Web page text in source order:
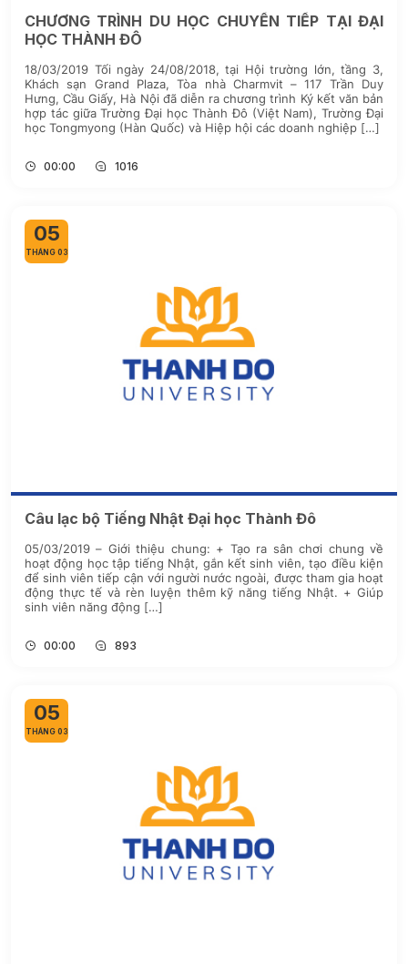
CHƯƠNG TRÌNH DU HỌC CHUYỂN TIẾP TẠI ĐẠI
HỌC THÀNH ĐÔ
18/03/2019 Tối ngày 24/08/2018, tại Hội trường lớn, tầng 3,
Khách sạn Grand Plaza, Tòa nhà Charmvit – 117 Trần Duy
Hưng, Cầu Giấy, Hà Nội đã diễn ra chương trình Ký kết văn bản
hợp tác giữa Trường Đại học Thành Đô (Việt Nam), Trường Đại
học Tongmyong (Hàn Quốc) và Hiệp hội các doanh nghiệp […]
00:00 1016
05
THÁNG 03
Câu lạc bộ Tiếng Nhật Đại học Thành Đô
05/03/2019 – Giới thiệu chung: + Tạo ra sân chơi chung về
hoạt động học tập tiếng Nhật, gắn kết sinh viên, tạo điều kiện
để sinh viên tiếp cận với người nước ngoài, được tham gia hoạt
động thực tế và rèn luyện thêm kỹ năng tiếng Nhật. + Giúp
sinh viên năng động […]
00:00 893
05
THÁNG 03